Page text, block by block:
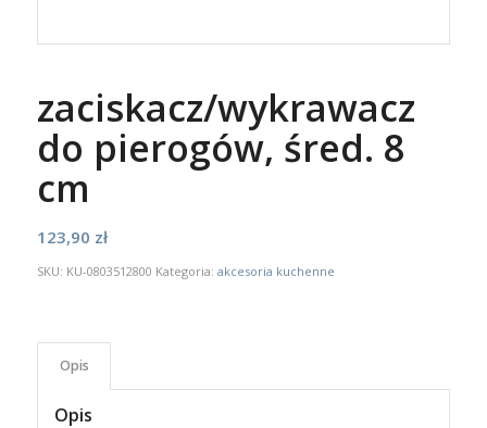
zaciskacz/wykrawacz
do pierogów, śred. 8
cm
123,90 zł
SKU: KU-0803512800 Kategoria: akcesoria kuchenne
Opis
Opis